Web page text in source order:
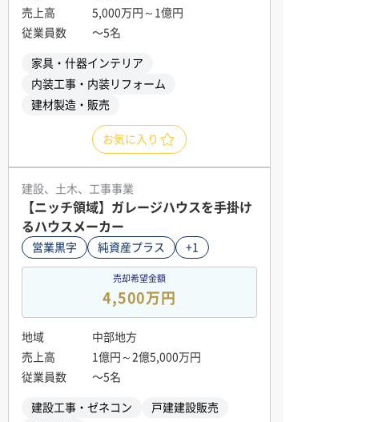
売上高
5,000万円～1億円
従業員数
〜5名
家具・什器インテリア
内装工事・内装リフォーム
建材製造・販売
お気に入り
建設、土木、工事事業
【ニッチ領域】ガレージハウスを手掛け
るハウスメーカー
営業黒字 純資産プラス +1
売却希望金額
4,500万円
地域
中部地方
売上高
1億円～2億5,000万円
従業員数
〜5名
建設工事・ゼネコン
戸建建設販売